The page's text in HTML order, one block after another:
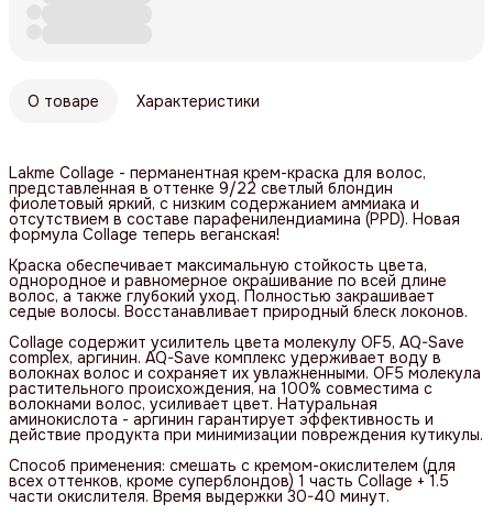
О товаре Характеристики
Lakme Collage - перманентная крем-краска для волос,
представленная в оттенке 9/22 светлый блондин
фиолетовый яркий, с низким содержанием аммиака и
отсутствием в составе парафенилендиамина (PPD). Новая
формула Collage теперь веганская!
Краска обеспечивает максимальную стойкость цвета,
однородное и равномерное окрашивание по всей длине
волос, а также глубокий уход. Полностью закрашивает
седые волосы. Восстанавливает природный блеск локонов.
Collage содержит усилитель цвета молекулу OF5, AQ-Save
complex, аргинин. AQ-Save комплекс удерживает воду в
волокнах волос и сохраняет их увлажненными. OF5 молекула
растительного происхождения, на 100% совместима с
волокнами волос, усиливает цвет. Натуральная
аминокислота - аргинин гарантирует эффективность и
действие продукта при минимизации повреждения кутикулы.
Способ применения: смешать с кремом-окислителем (для
всех оттенков, кроме суперблондов) 1 часть Collage + 1.5
части окислителя. Время выдержки 30-40 минут.